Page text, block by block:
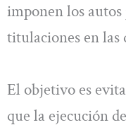
imponen los
titulaciones en las
El objetivo es
que la ejecución